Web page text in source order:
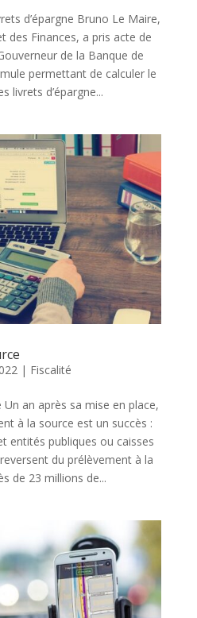
d’épargne Bruno Le Maire,
des Finances, a pris acte de
de la Banque de
permettant de calculer le
livrets d’épargne...
| Fiscalité
an après sa mise en place,
à la source est un succès :
entités publiques ou caisses
du prélèvement à la
de 23 millions de...